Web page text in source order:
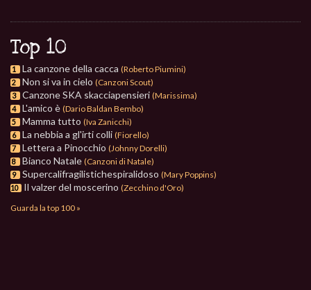
Top 10
1 La canzone della cacca (Roberto Piumini)
2 Non si va in cielo (Canzoni Scout)
3 Canzone SKA skacciapensieri (Marissima)
4 L'amico è (Dario Baldan Bembo)
5 Mamma tutto (Iva Zanicchi)
6 La nebbia a gl'irti colli (Fiorello)
7 Lettera a Pinocchio (Johnny Dorelli)
8 Bianco Natale (Canzoni di Natale)
9 Supercalifragilistichespiralidoso (Mary Poppins)
10 Il valzer del moscerino (Zecchino d'Oro)
Guarda la top 100 »